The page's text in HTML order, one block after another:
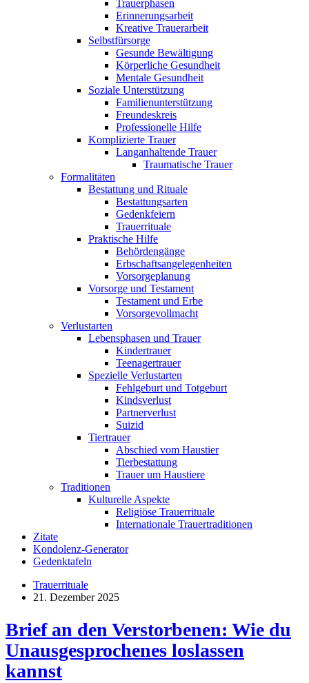
Trauerphasen
Erinnerungsarbeit
Kreative Trauerarbeit
Selbstfürsorge
Gesunde Bewältigung
Körperliche Gesundheit
Mentale Gesundheit
Soziale Unterstützung
Familienunterstützung
Freundeskreis
Professionelle Hilfe
Komplizierte Trauer
Langanhaltende Trauer
Traumatische Trauer
Formalitäten
Bestattung und Rituale
Bestattungsarten
Gedenkfeiern
Trauerrituale
Praktische Hilfe
Behördengänge
Erbschaftsangelegenheiten
Vorsorgeplanung
Vorsorge und Testament
Testament und Erbe
Vorsorgevollmacht
Verlustarten
Lebensphasen und Trauer
Kindertrauer
Teenagertrauer
Spezielle Verlustarten
Fehlgeburt und Totgeburt
Kindsverlust
Partnerverlust
Suizid
Tiertrauer
Abschied vom Haustier
Tierbestattung
Trauer um Haustiere
Traditionen
Kulturelle Aspekte
Religiöse Trauerrituale
Internationale Trauertraditionen
Zitate
Kondolenz-Generator
Gedenktafeln
Trauerrituale
21. Dezember 2025
Brief an den Verstorbenen: Wie du
Unausgesprochenes loslassen
kannst